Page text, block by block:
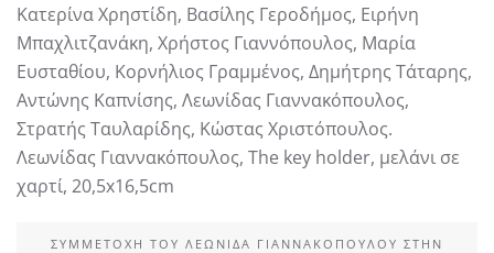
Κατερίνα Χρηστίδη, Βασίλης Γεροδήμος, Ειρήνη
Μπαχλιτζανάκη, Χρήστος Γιαννόπουλος, Μαρία
Ευσταθίου, Κορνήλιος Γραμμένος, Δημήτρης Τάταρης,
Αντώνης Καπνίσης, Λεωνίδας Γιαννακόπουλος,
Στρατής Ταυλαρίδης, Κώστας Χριστόπουλος.
Λεωνίδας Γιαννακόπουλος, The key holder, μελάνι σε
χαρτί, 20,5x16,5cm
ΣΥΜΜΕΤΟΧΉ ΤΟΥ ΛΕΩΝΊΔΑ ΓΙΑΝΝΑΚΌΠΟΥΛΟΥ ΣΤΗΝ